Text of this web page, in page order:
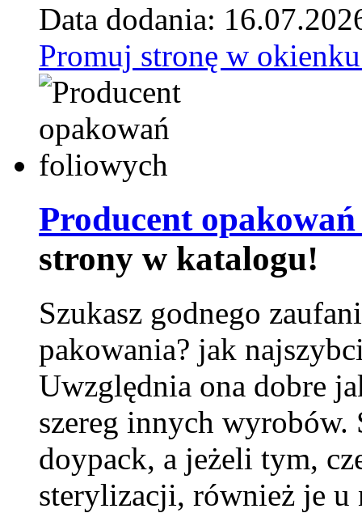
Data dodania:
Promuj stronę w
Producent
strony w katalogu!
Szukasz godnego
pakowania? jak
Uwzględnia ona dobre
szereg innych
doypack, a jeżeli tym,
sterylizacji, również je u